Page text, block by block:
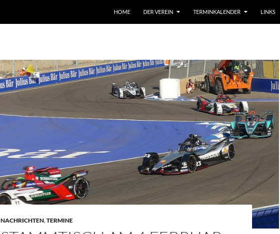
HOME DER VEREIN TERMINKALENDER LINKS
NACHRICHTEN,TERMINE